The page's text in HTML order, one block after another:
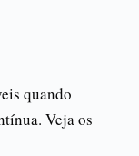
quando
Veja os